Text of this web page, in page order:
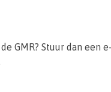
GMR? Stuur dan een